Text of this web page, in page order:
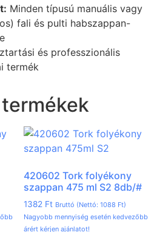
Minden típusú manuális vagy
fali és pulti habszappan-
és professzionális
termék
420602 Tork folyékony
szappan 475 ml S2 8db/#
1382 Ft Bruttó (Nettó: 1088 Ft)
Nagyobb mennyiség esetén kedvezőbb
árért kérjen ajánlatot!